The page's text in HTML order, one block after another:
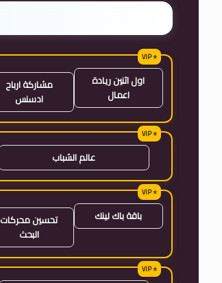
اول اثنين ريادة
اعمال
مشاركة ارباح
ادسنس
عالم الشباب
باقة باك لينك
تحسين محركات
البحث